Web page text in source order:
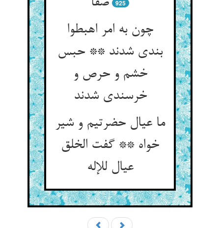
925
چون به امر اهبطوا
بندی شدند ** حبس
خشم و حرص و
خرسندی شدند
ما عیال حضرتیم و شیر
خواه ** گفت الخلق
عیال للإله‌‌